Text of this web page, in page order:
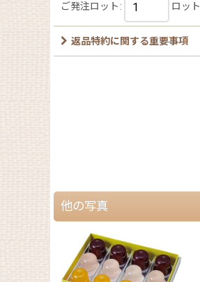
ご発注ロット : ロット
返品特約に関する重要事項
他の写真